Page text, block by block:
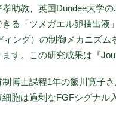
助教、英国Dundee大学
る「ツメガエル卵抽出
ング）の制御メカニズ
す。この研究成果は『
博士課程1年の飯川寛子
胞は過剰なFGFシグナ